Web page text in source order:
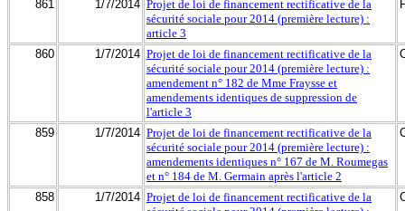
861 1/7/2014 Projet de loi de financement rectificative de la
sécurité sociale pour 2014 (première lecture) :
article 3
860 1/7/2014 Projet de loi de financement rectificative de la
sécurité sociale pour 2014 (première lecture) :
amendement n° 182 de Mme Fraysse et
amendements identiques de suppression de
l'article 3
859 1/7/2014 Projet de loi de financement rectificative de la
sécurité sociale pour 2014 (première lecture) :
amendements identiques n° 167 de M. Roumegas
et n° 184 de M. Germain après l'article 2
858 1/7/2014 Projet de loi de financement rectificative de la